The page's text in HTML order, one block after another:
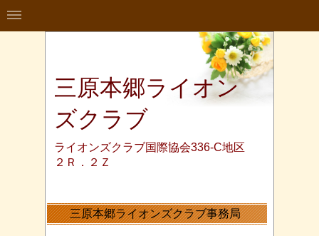
三原本郷ライオン
ズクラブ
ライオンズクラブ国際協会336-C地区
２Ｒ．２Ｚ
三原本郷ライオンズクラブ事務局